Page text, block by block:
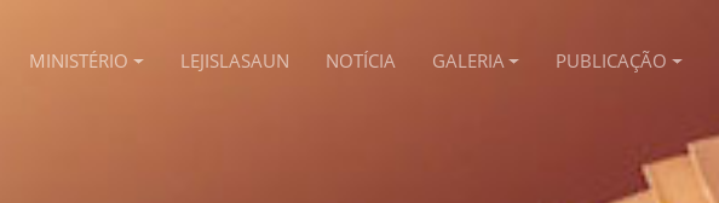
MINISTÉRIO LEJISLASAUN NOTÍCIA GALERIA PUBLICAÇÃO